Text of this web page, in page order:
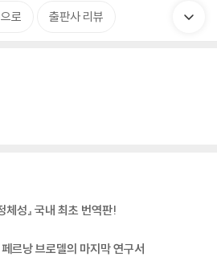
로 출판사 리뷰
체성』 국내 최초 번역판!
르낭 브로델의 마지막 연구서